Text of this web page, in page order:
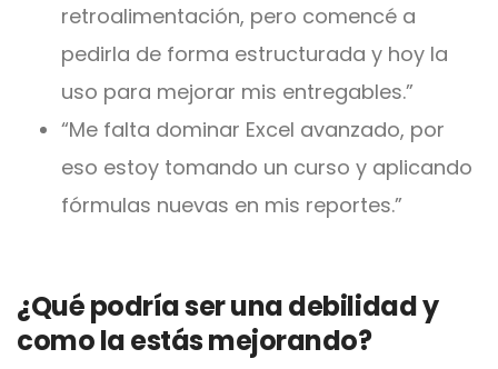
retroalimentación, pero comencé a
pedirla de forma estructurada y hoy la
uso para mejorar mis entregables.”
“Me falta dominar Excel avanzado, por
eso estoy tomando un curso y aplicando
fórmulas nuevas en mis reportes.”
¿Qué podría ser una debilidad y
como la estás mejorando?